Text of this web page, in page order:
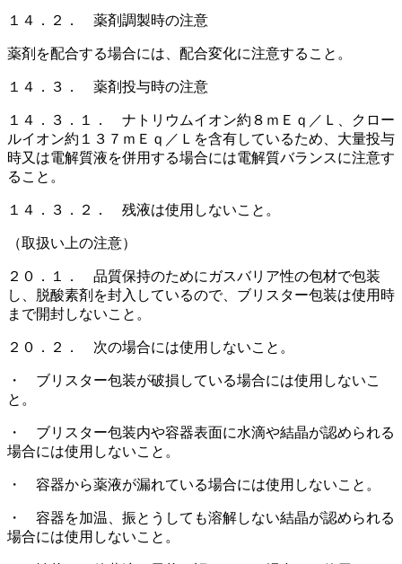
１４．２． 薬剤調製時の注意
薬剤を配合する場合には、配合変化に注意すること。
１４．３． 薬剤投与時の注意
１４．３．１． ナトリウムイオン約８ｍＥｑ／Ｌ、クロー
ルイオン約１３７ｍＥｑ／Ｌを含有しているため、大量投与
時又は電解質液を併用する場合には電解質バランスに注意す
ること。
１４．３．２． 残液は使用しないこと。
（取扱い上の注意）
２０．１． 品質保持のためにガスバリア性の包材で包装
し、脱酸素剤を封入しているので、ブリスター包装は使用時
まで開封しないこと。
２０．２． 次の場合には使用しないこと。
・ ブリスター包装が破損している場合には使用しないこ
と。
・ ブリスター包装内や容器表面に水滴や結晶が認められる
場合には使用しないこと。
・ 容器から薬液が漏れている場合には使用しないこと。
・ 容器を加温、振とうしても溶解しない結晶が認められる
場合には使用しないこと。